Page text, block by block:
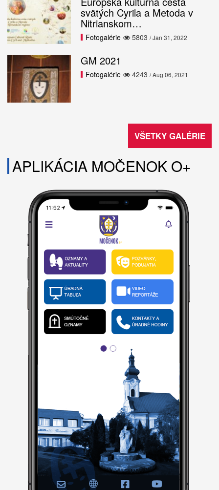
svätých Cyrila a Metoda v
Nitrianskom…
5803
Fotogalérie / Jan 31, 2022
GM 2021
4243
Fotogalérie / Aug 06, 2021
VŠETKY GALÉRIE
APLIKÁCIA MOČENOK O+